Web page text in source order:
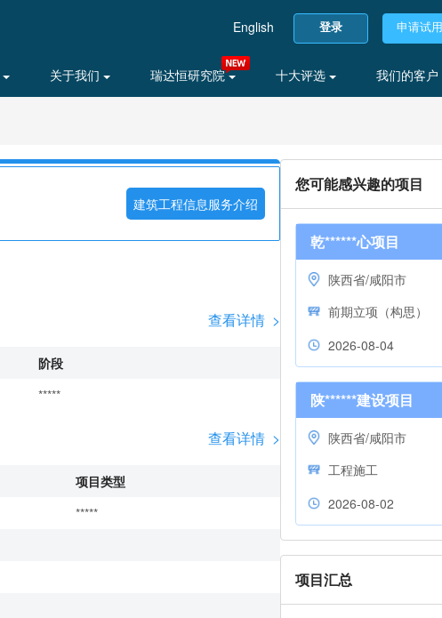
English 登录 申请试用
关于我们 瑞达恒研究院 十大评选 我们的客户
建筑工程信息服务介绍
查看详情 >
阶段
*****
查看详情 >
项目类型
*****
您可能感兴趣的项目
乾******心项目
陕西省/咸阳市
前期立项（构思）
2026-08-04
陕******建设项目
陕西省/咸阳市
工程施工
2026-08-02
项目汇总